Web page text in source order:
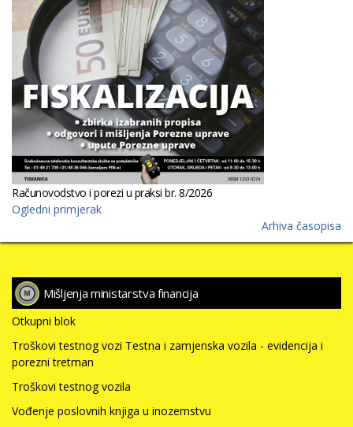
Računovodstvo i porezi u praksi br. 8/2026
Ogledni primjerak
Arhiva časopisa
Mišljenja ministarstva financija
Otkupni blok
Troškovi testnog vozi Testna i zamjenska vozila - evidencija i
porezni tretman
Troškovi testnog vozila
Vođenje poslovnih knjiga u inozemstvu